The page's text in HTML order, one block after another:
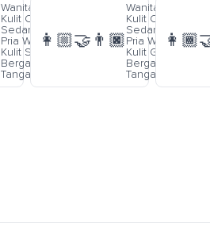
Wanita Warna
Kulit Cerah-
Sedang Dan
Pria Warna
Kulit Sedang
Bergandengan
Tangan
👩🏼‍🤝‍👨🏿
Wanita Warna
Kulit Cerah-
Sedang Dan
Pria Warna
Kulit Gelap
Bergandengan
Tangan